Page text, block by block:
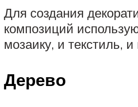
Для создания
композиций
мозаику, и текстиль, и
Дерево